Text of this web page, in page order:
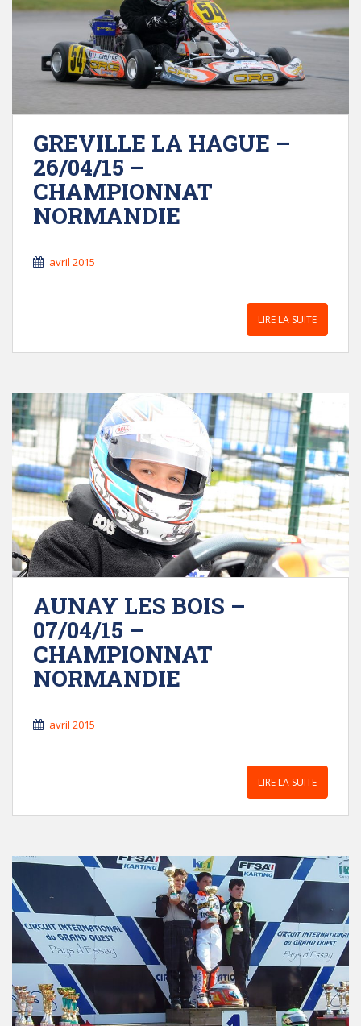
GREVILLE LA HAGUE –
26/04/15 –
CHAMPIONNAT
NORMANDIE
avril 2015
LIRE LA SUITE
AUNAY LES BOIS –
07/04/15 –
CHAMPIONNAT
NORMANDIE
avril 2015
LIRE LA SUITE